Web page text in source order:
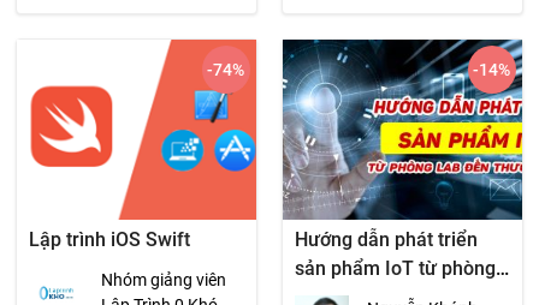
Lập trình iOS Swift
Nhóm giảng viên
-74%
Hướng dẫn phát triển
sản phẩm IoT từ phòng
Lab đến thương mại
-14%